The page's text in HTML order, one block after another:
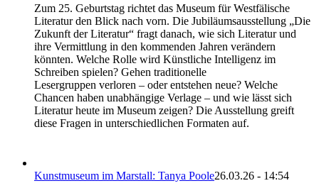
Zum 25. Geburtstag richtet das Museum für Westfälische
Literatur den Blick nach vorn. Die Jubiläumsausstellung „Die
Zukunft der Literatur“ fragt danach, wie sich Literatur und
ihre Vermittlung in den kommenden Jahren verändern
könnten. Welche Rolle wird Künstliche Intelligenz im
Schreiben spielen? Gehen traditionelle
Lesergruppen verloren – oder entstehen neue? Welche
Chancen haben unabhängige Verlage – und wie lässt sich
Literatur heute im Museum zeigen? Die Ausstellung greift
diese Fragen in unterschiedlichen Formaten auf.
Kunstmuseum im Marstall: Tanya Poole26.03.26 - 14:54